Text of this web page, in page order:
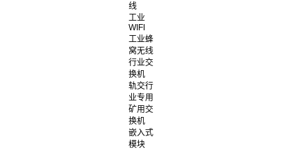
线
工业
WIFI
工业蜂
窝无线
行业交
换机
轨交行
业专用
矿用交
换机
嵌入式
模块